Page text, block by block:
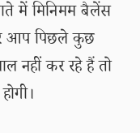
में मिनिमम बैलेंस
आप पिछले कुछ
नहीं कर रहे हैं तो